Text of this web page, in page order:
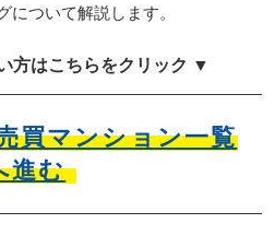
について解説します。
方はこちらをクリック ▼
買マンション一覧
進む